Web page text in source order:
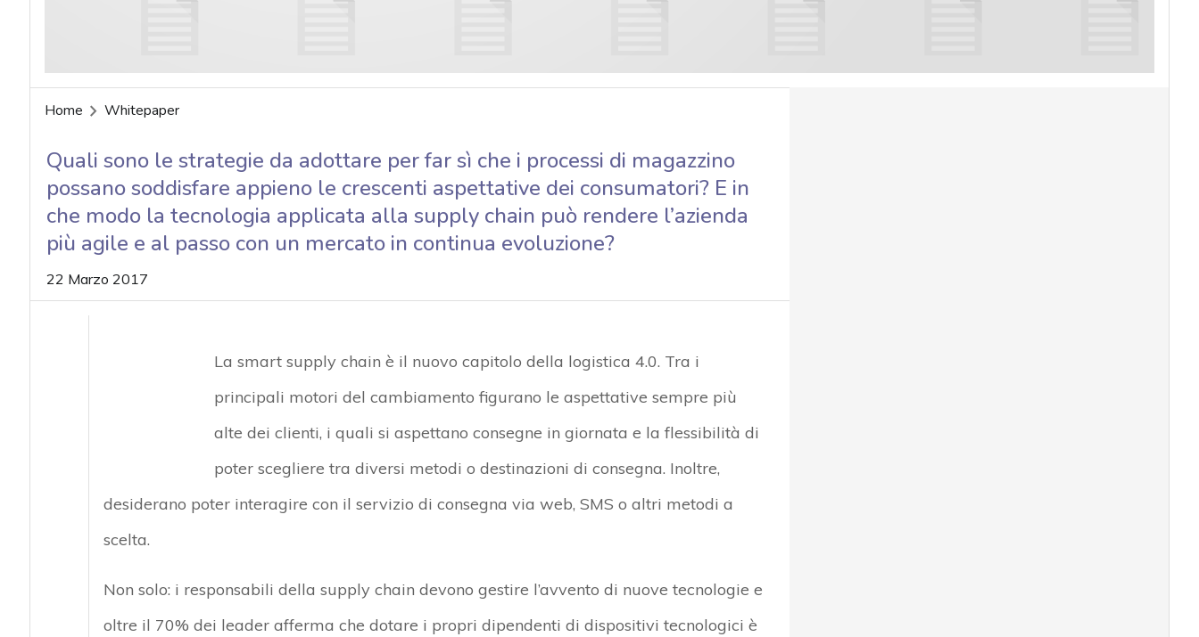
Home Whitepaper
Quali sono le strategie da adottare per far sì che i processi di magazzino
possano soddisfare appieno le crescenti aspettative dei consumatori? E in
che modo la tecnologia applicata alla supply chain può rendere l’azienda
più agile e al passo con un mercato in continua evoluzione?
22 Marzo 2017
La smart supply chain è il nuovo capitolo della logistica 4.0. Tra i
principali motori del cambiamento figurano le aspettative sempre più
alte dei clienti, i quali si aspettano consegne in giornata e la flessibilità di
poter scegliere tra diversi metodi o destinazioni di consegna. Inoltre,
desiderano poter interagire con il servizio di consegna via web, SMS o altri metodi a
scelta.
Non solo: i responsabili della supply chain devono gestire l’avvento di nuove tecnologie e
oltre il 70% dei leader afferma che dotare i propri dipendenti di dispositivi tecnologici è